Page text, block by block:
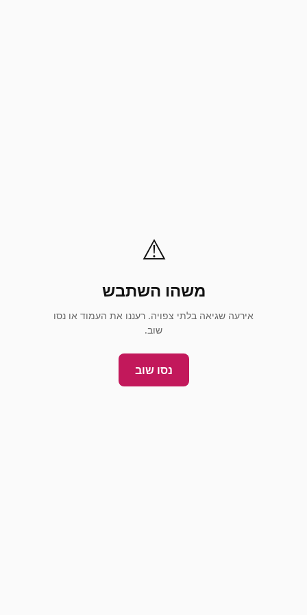
⚠️
משהו השתבש
אירעה שגיאה בלתי צפויה. רעננו את העמוד או נסו
שוב.
נסו שוב